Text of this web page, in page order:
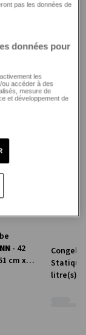
échange à
(en cas
49€99
Vendu
cm x
Statique
litre(s)
pas les données de
données pour
les
ou accéder à des
mesure de
et développement de